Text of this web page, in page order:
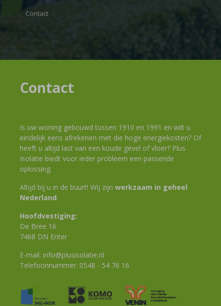
Contact
Contact
Is uw woning gebouwd tussen 1910 en 1991 en wilt u
eindelijk eens afrekenen met die hoge energiekosten? Of
heeft u altijd last van een koude gevel of vloer? Plus
Isolatie biedt voor ieder probleem een passende
oplossing.
Altijd bij u in de buurt! Wij zijn werkzaam in geheel
Nederland.
Hoofdvestiging:
De Bree 16
7468 DN Enter
E-mail: info@plusisolatie.nl
Telefoonnummer: 0548 - 54 76 16